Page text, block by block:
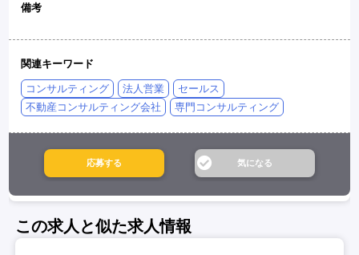
備考
関連キーワード
コンサルティング 法人営業
セールス
不動産コンサルティング会社
専門コンサルティング
この求人と似た求人情報